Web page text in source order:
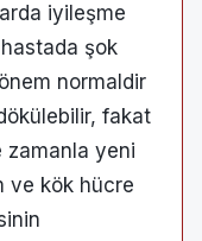
iyileşme
şok
normaldir
fakat
zamanla yeni
ve kök hücre